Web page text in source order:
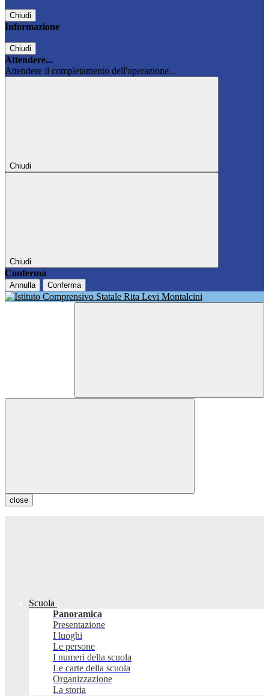
Chiudi
Informazione
Chiudi
Attendere...
Attendere il completamento dell'operazione...
Chiudi
Chiudi
Conferma
Annulla Conferma
close
Scuola
Panoramica
Presentazione
I luoghi
Le persone
I numeri della scuola
Le carte della scuola
Organizzazione
La storia